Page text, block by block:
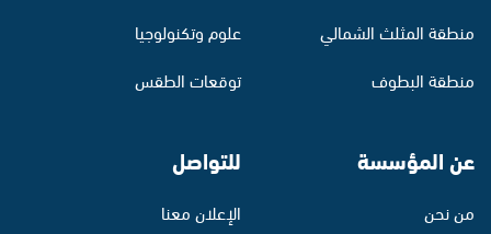
منطقة المثلث الشمالي
منطقة البطوف
علوم وتكنولوجيا
توقعات الطقس
عن المؤسسة
من نحن
للتواصل
الإعلان معنا